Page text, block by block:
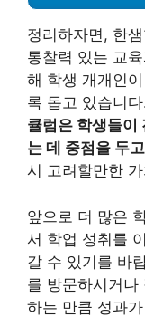
정리하자면, 한
통찰력 있는 교
해 학생 개개인
록 돕고 있습니
큘럼은 학생들이
는 데 중점을 두
시 고려할만한
앞으로 더 많은
서 학업 성취를
갈 수 있기를 바
를 방문하시거나
하는 만큼 성과